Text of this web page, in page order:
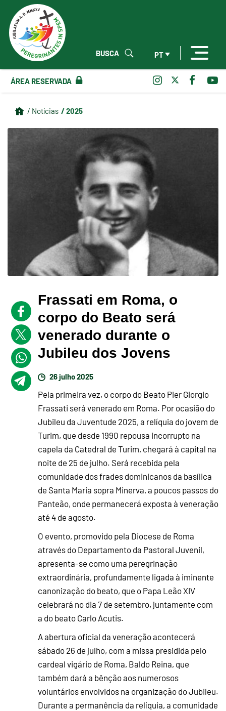
PT
BUSCA
ÁREA RESERVADA
/ Notícias / 2025
Frassati em Roma, o
corpo do Beato será
venerado durante o
Jubileu dos Jovens
26 julho 2025
Pela primeira vez, o corpo do Beato Pier Giorgio
Frassati será venerado em Roma. Por ocasião do
Jubileu da Juventude 2025, a relíquia do jovem de
Turim, que desde 1990 repousa incorrupto na
capela da Catedral de Turim, chegará à capital na
noite de 25 de julho. Será recebida pela
comunidade dos frades dominicanos da basílica
de Santa Maria sopra Minerva, a poucos passos do
Panteão, onde permanecerá exposta à veneração
até 4 de agosto.
O evento, promovido pela Diocese de Roma
através do Departamento da Pastoral Juvenil,
apresenta-se como uma peregrinação
extraordinária, profundamente ligada à iminente
canonização do beato, que o Papa Leão XIV
celebrará no dia 7 de setembro, juntamente com
a do beato Carlo Acutis.
A abertura oficial da veneração acontecerá
sábado 26 de julho, com a missa presidida pelo
cardeal vigário de Roma, Baldo Reina, que
também dará a bênção aos numerosos
voluntários envolvidos na organização do Jubileu.
Durante a permanência da relíquia, a comunidade